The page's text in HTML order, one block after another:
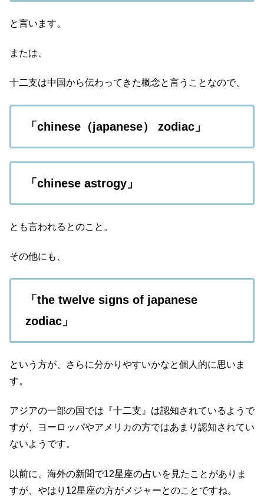
と言います。
または、
十二支は中国から伝わってきた概念と言うことなので、
「chinese（japanese） zodiac」
「chinese astrogy」
とも言われるとのこと。
その他にも、
「the twelve signs of japanese
zodiac」
という方が、さらに分かりやすいかなと個人的に思いま
す。
アジアの一部の国では『十二支』は認知されているようで
すが、ヨーロッパやアメリカの方ではあまり認知されてい
ないようです。
以前に、海外の新聞で12星座の占いを見たことがありま
すが、やはり12星座の方がメジャーとのことですね。